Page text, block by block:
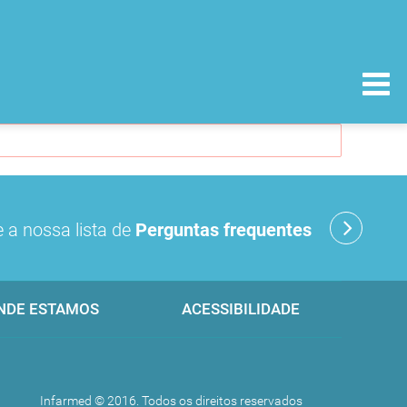
a nossa lista de Perguntas frequentes
ESTAMOS ACESSIBILIDADE
Infarmed © 2016. Todos os direitos reservados